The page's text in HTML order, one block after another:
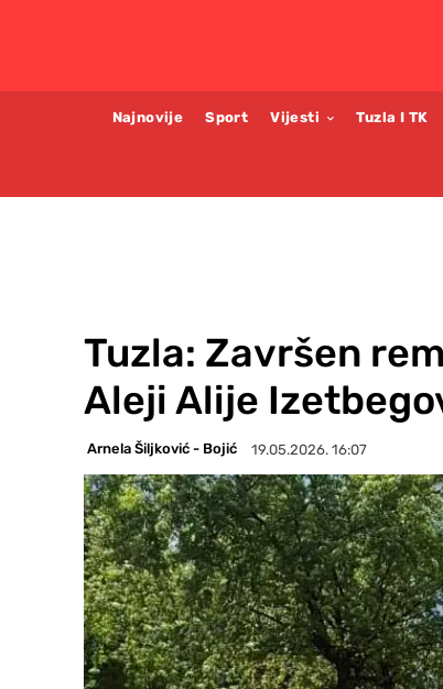
Najnovije Sport Vijesti Tuzla I TK
Tuzla: Završen
Aleji Alije
Arnela Šiljković - Bojić 19.05.2026. 16:07